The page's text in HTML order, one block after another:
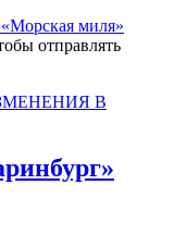
миля»
отправлять
В